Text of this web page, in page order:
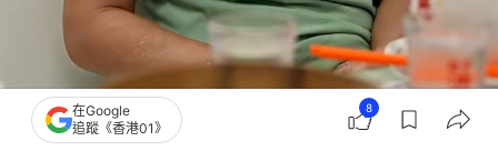
在Google
追蹤《香港01》
8